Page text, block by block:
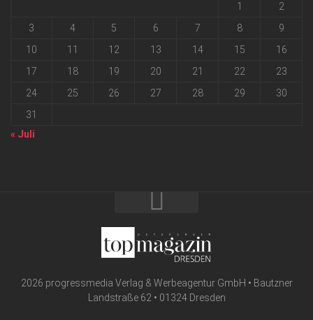
1
2
3
4 5 6 7 8
9
10
11 12 13 14 15
16
17
18 19 20 21 22
23
24
25 26 27 28 29
30
31
« Juli
2026 progressmedia Verlag & Werbeagentur GmbH • Bautzner
Landstraße 62 • 01324 Dresden